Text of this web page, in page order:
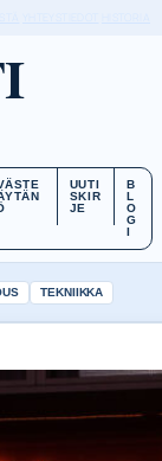
UUTI
SKIR
JE
B
L
O
G
I
TEKNIIKKA